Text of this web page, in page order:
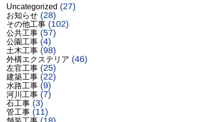
Uncategorized (27)
お知らせ (28)
その他工事 (102)
公共工事 (57)
公園工事 (4)
土木工事 (98)
外構エクステリア (46)
左官工事 (25)
建築工事 (22)
水路工事 (9)
河川工事 (7)
石工事 (3)
管工事 (11)